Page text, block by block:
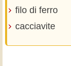
filo di ferro
cacciavite